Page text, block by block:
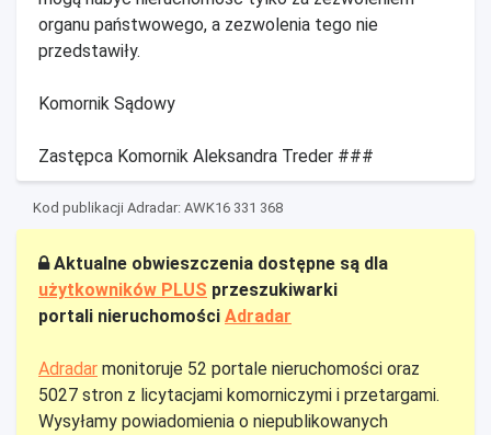
organu państwowego, a zezwolenia tego nie
przedstawiły.
Komornik Sądowy
Zastępca Komornik Aleksandra Treder ###
Kod publikacji Adradar: AWK16 331 368
Aktualne obwieszczenia dostępne są dla
użytkowników PLUS przeszukiwarki
portali nieruchomości Adradar
Adradar monitoruje 52 portale nieruchomości oraz
5027 stron z licytacjami komorniczymi i przetargami.
Wysyłamy powiadomienia o niepublikowanych